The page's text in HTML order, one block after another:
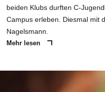
beiden Klubs durften C-
Campus erleben. Diesmal mit
Nagelsmann.
Mehr lesen